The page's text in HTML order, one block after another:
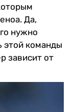
Да,
нужно
этой команды
зависит от